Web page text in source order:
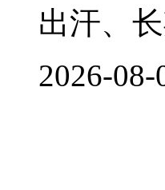
出汗、
2026-08-